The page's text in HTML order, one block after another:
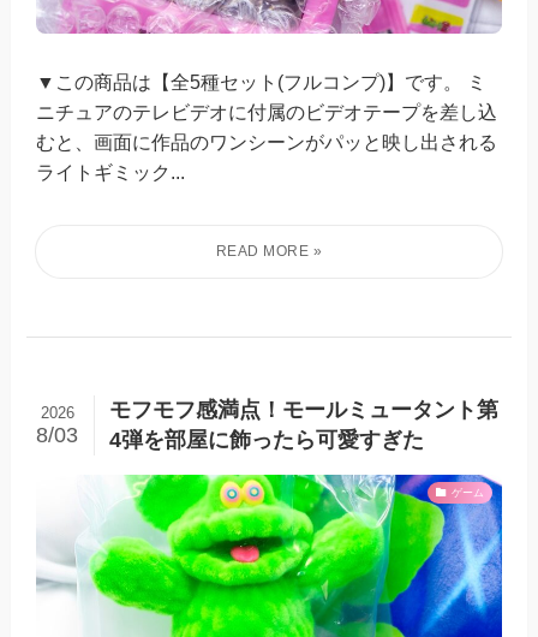
▼この商品は【全5種セット(フルコンプ)】です。 ミ
ニチュアのテレビデオに付属のビデオテープを差し込
むと、画面に作品のワンシーンがパッと映し出される
ライトギミック...
モフモフ感満点！モールミュータント第
4弾を部屋に飾ったら可愛すぎた
2026
8/03
ゲーム